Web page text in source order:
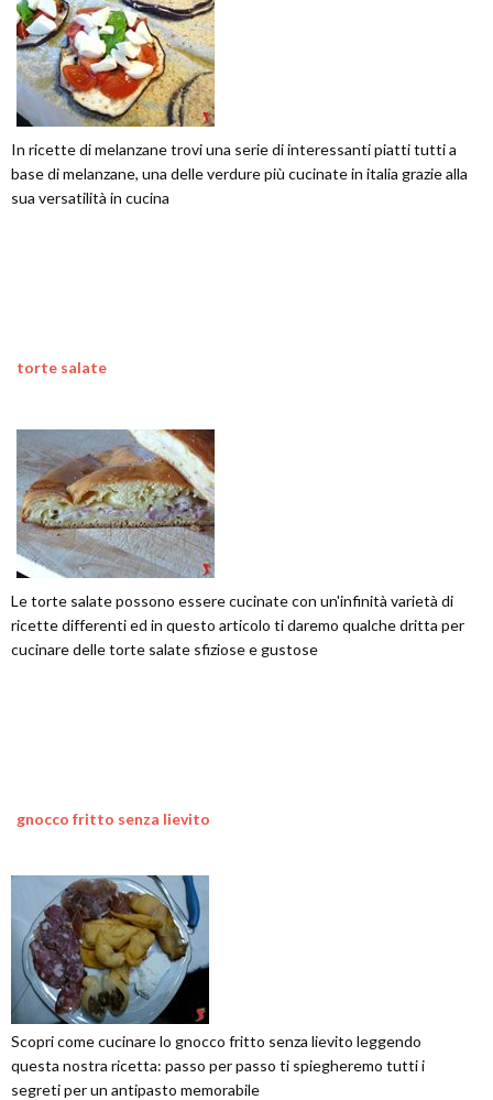
In ricette di melanzane trovi una serie di interessanti piatti tutti a
base di melanzane, una delle verdure più cucinate in italia grazie alla
sua versatilità in cucina
torte salate
Le torte salate possono essere cucinate con un'infinità varietà di
ricette differenti ed in questo articolo ti daremo qualche dritta per
cucinare delle torte salate sfiziose e gustose
gnocco fritto senza lievito
Scopri come cucinare lo gnocco fritto senza lievito leggendo
questa nostra ricetta: passo per passo ti spiegheremo tutti i
segreti per un antipasto memorabile